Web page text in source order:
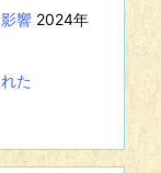
響 2024年
た